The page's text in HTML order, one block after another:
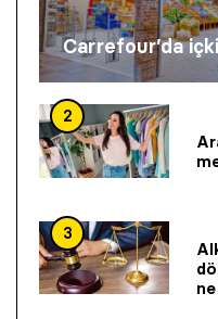
Carrefour’da
2
3